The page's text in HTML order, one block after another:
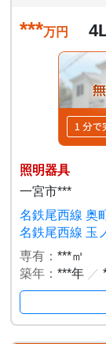
***万円
照明器具
一宮市***
名鉄尾西線 奥
名鉄尾西線 玉
専有：***㎡
築年：***年 ／